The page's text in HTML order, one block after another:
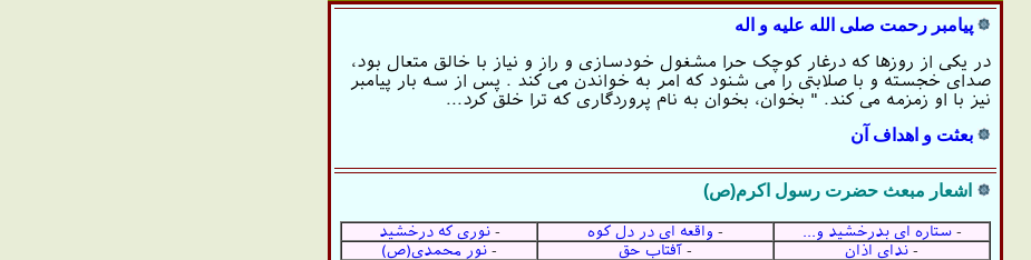
پیامبر رحمت صلی الله علیه و اله
در یکی از روزها که درغار کوچک حرا مشغول خودسازی و راز و نیاز با خالق متعال بود،
صدای خجسته و با صلابتی را می شنود که امر به خواندن می کند . پس از سه بار پیامبر
نیز با او زمزمه می کند. " بخوان، بخوان به نام پروردگاری که ترا خلق کرد...
بعثت و اهداف آن
اشعار مبعث حضرت رسول اکرم(ص)
-ستاره ای بدرخشید و... - واقعه ای در دل كوه -نوری كه درخشید
- ندای اذان - آفتاب حق - نور محمدی(ص)